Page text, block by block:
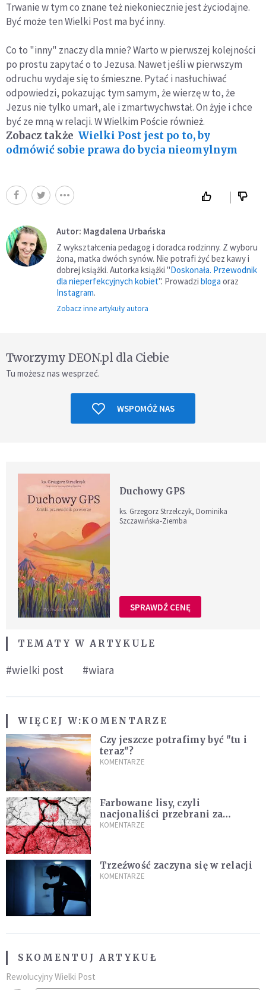
Trwanie w tym co znane też niekoniecznie jest życiodajne.
Być może ten Wielki Post ma być inny.
Co to "inny" znaczy dla mnie? Warto w pierwszej kolejności
po prostu zapytać o to Jezusa. Nawet jeśli w pierwszym
odruchu wydaje się to śmieszne. Pytać i nasłuchiwać
odpowiedzi, pokazując tym samym, że wierzę w to, że
Jezus nie tylko umarł, ale i zmartwychwstał. On żyje i chce
być ze mną w relacji. W Wielkim Poście również.
Zobacz także Wielki Post jest po to, by
odmówić sobie prawa do bycia nieomylnym
Autor: Magdalena Urbańska
Z wykształcenia pedagog i doradca rodzinny. Z wyboru
żona, matka dwóch synów. Nie potrafi żyć bez kawy i
dobrej książki. Autorka książki "Doskonała. Przewodnik
dla nieperfekcyjnych kobiet". Prowadzi bloga oraz
Instagram.
Zobacz inne artykuły autora
Tworzymy DEON.pl dla Ciebie
Tu możesz nas wesprzeć.
WSPOMÓŻ NAS
Duchowy GPS
ks. Grzegorz Strzelczyk, Dominika
Szczawińska-Ziemba
SPRAWDŹ CENĘ
TEMATY W ARTYKULE
#wielki post #wiara
WIĘCEJ W:KOMENTARZE
Czy jeszcze potrafimy być "tu i
teraz"?
KOMENTARZE
Farbowane lisy, czyli
nacjonaliści przebrani za
chrześcijan
KOMENTARZE
Trzeźwość zaczyna się w relacji
KOMENTARZE
SKOMENTUJ ARTYKUŁ
Rewolucyjny Wielki Post